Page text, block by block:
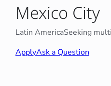
Mexico City
Latin AmericaSeeking
ApplyAsk a Question